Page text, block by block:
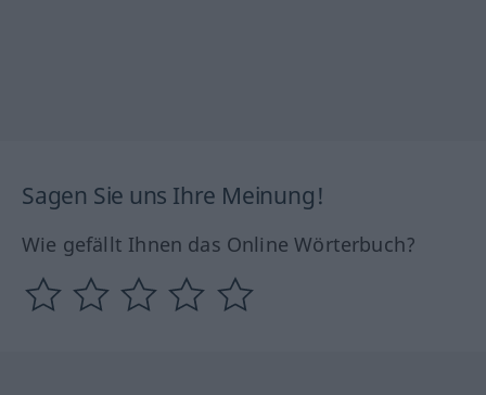
Sagen Sie uns Ihre Meinung!
Wie gefällt Ihnen das Online Wörterbuch?